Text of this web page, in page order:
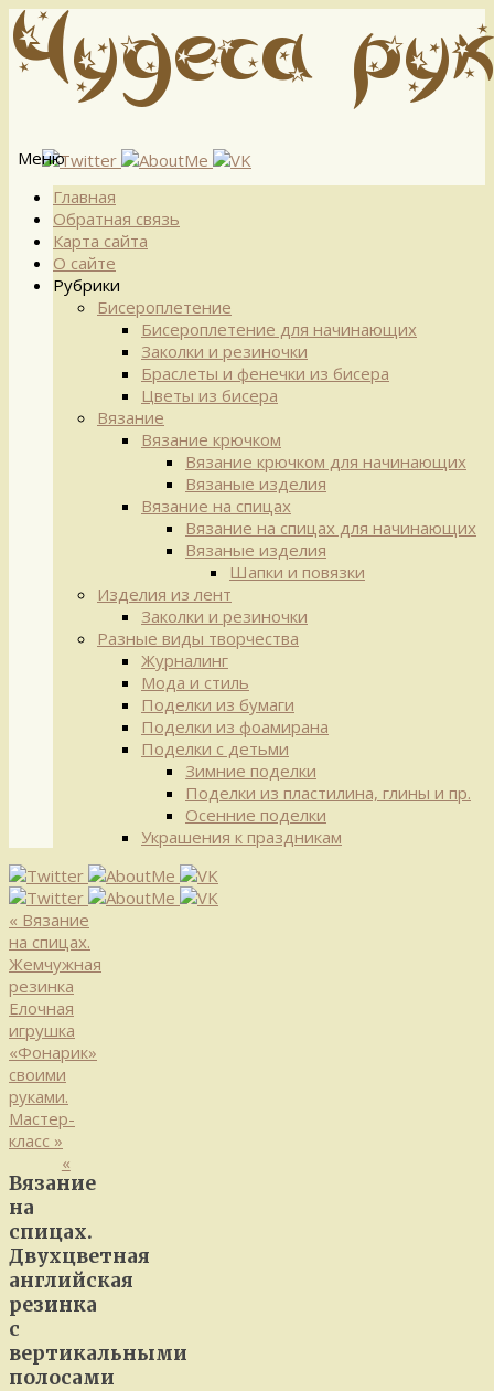
Меню
Перейти
содержимому
Главная
Обратная связь
Карта сайта
О сайте
Рубрики
Бисероплетение
Бисероплетение для начинающих
Заколки и резиночки
Браслеты и фенечки из бисера
Цветы из бисера
Вязание
Вязание крючком
Вязание крючком для начинающих
Вязаные изделия
Вязание на спицах
Вязание на спицах для начинающих
Вязаные изделия
Шапки и повязки
Изделия из лент
Заколки и резиночки
Разные виды творчества
Журналинг
Мода и стиль
Поделки из бумаги
Поделки из фоамирана
Поделки с детьми
Зимние поделки
Поделки из пластилина, глины и пр.
Осенние поделки
Украшения к праздникам
« Вязание
на спицах.
Жемчужная
резинка
Елочная
игрушка
«Фонарик»
своими
руками.
Мастер-
класс »
Вязание
на
спицах.
Двухцветная
английская
резинка
с
вертикальными
полосами
«